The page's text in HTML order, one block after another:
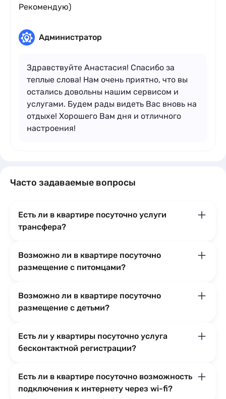
Рекомендую)
Администратор
Здравствуйте Анастасия! Спасибо за
теплые слова! Нам очень приятно, что вы
остались довольны нашим сервисом и
услугами. Будем рады видеть Вас вновь на
отдыхе! Хорошего Вам дня и отличного
настроения!
Часто задаваемые вопросы
Есть ли в квартире посуточно услуги
трансфера?
Возможно ли в квартире посуточно
размещение с питомцами?
Возможно ли в квартире посуточно
размещение с детьми?
Есть ли у квартиры посуточно услуга
бесконтактной регистрации?
Есть ли в квартире посуточно возможность
подключения к интернету через wi-fi?